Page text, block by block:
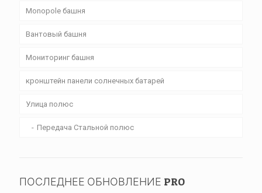
Monopole башня
Вантовый башня
Мониторинг башня
кронштейн панели солнечных батарей
Улица полюс
Передача Стальной полюс
ПОСЛЕДНЕЕ ОБНОВЛЕНИЕ PRO